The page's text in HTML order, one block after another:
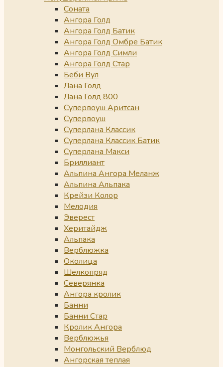
Соната
Ангора Голд
Ангора Голд Батик
Ангора Голд Омбре Батик
Ангора Голд Симли
Ангора Голд Стар
Беби Вул
Лана Голд
Лана Голд 800
Супервоуш Аритсан
Супервоуш
Суперлана Классик
Суперлана Классик Батик
Суперлана Макси
Бриллиант
Альпина Ангора Меланж
Альпина Альпака
Крейзи Колор
Мелодия
Эверест
Херитайдж
Альпака
Верблюжка
Околица
Шелкопряд
Северянка
Ангора кролик
Банни
Банни Стар
Кролик Ангора
Верблюжья
Монгольский Верблюд
Ангорская теплая